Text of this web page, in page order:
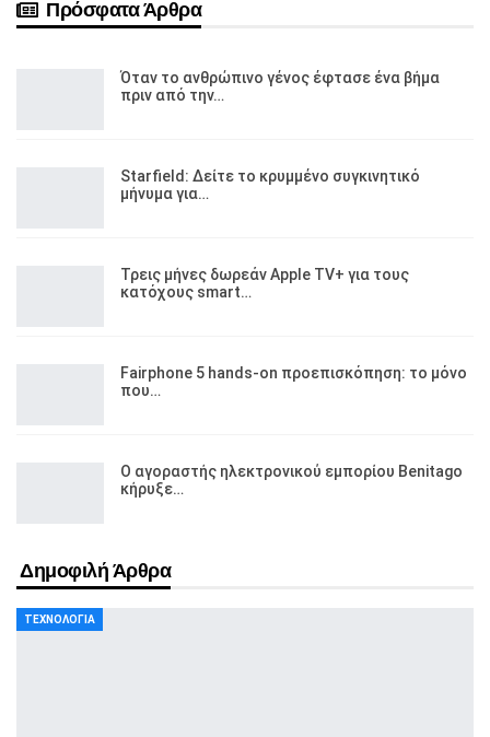
Πρόσφατα Άρθρα
Όταν το ανθρώπινο γένος έφτασε ένα βήμα
πριν από την…
Starfield: Δείτε το κρυμμένο συγκινητικό
μήνυμα για…
Τρεις μήνες δωρεάν Apple TV+ για τους
κατόχους smart…
Fairphone 5 hands-on προεπισκόπηση: το μόνο
που…
Ο αγοραστής ηλεκτρονικού εμπορίου Benitago
κήρυξε…
Δημοφιλή Άρθρα
ΤΕΧΝΟΛΟΓΊΑ